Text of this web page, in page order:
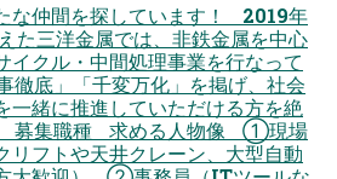
な仲間を探しています！ 2019年
た三洋金属では、非鉄金属を中心
イクル・中間処理事業を行なって
底」「千変万化」を掲げ、社会
一緒に推進していただける方を絶
募集職種 求める人物像 ①現場
リフトや天井クレーン、大型自動